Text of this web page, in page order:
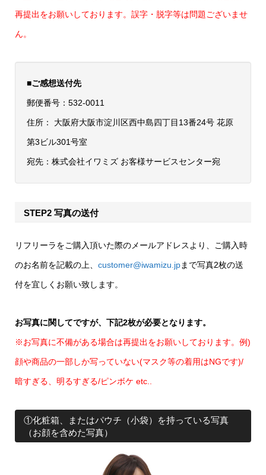
再提出をお願いしております。誤字・脱字等は問題ございませ
ん。
■ご感想送付先
郵便番号：532-0011
住所： 大阪府大阪市淀川区西中島四丁目13番24号 花原
第3ビル301号室
宛先：株式会社イワミズ お客様サービスセンター宛
STEP2 写真の送付
リフリーラをご購入頂いた際のメールアドレスより、ご購入時
のお名前を記載の上、 customer@iwamizu.jpまで写真2枚の送
付を宜しくお願い致します。
お写真に関してですが、下記2枚が必要となります。
※お写真に不備がある場合は再提出をお願いしております。例)
顔や商品の一部しか写っていない(マスク等の着用はNGです)/
暗すぎる、明るすぎる/ピンボケ etc..
①化粧箱、またはパウチ（小袋）を持っている写真
（お顔を含めた写真）